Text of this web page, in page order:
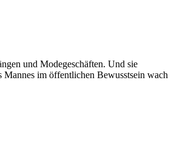
und Modegeschäften. Und sie
Mannes im öffentlichen Bewusstsein wach